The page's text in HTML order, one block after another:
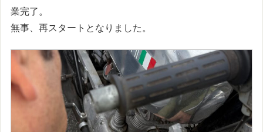
業完了。
無事、再スタートとなりました。